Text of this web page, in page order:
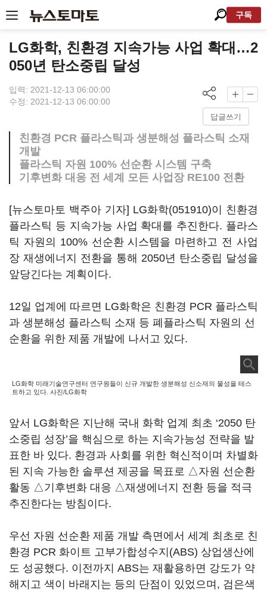
구독
LG화학, 친환경 지속가능 사업 확대…2
050년 탄소중립 달성
입력: 2021-12-13 06:00:00
수정: 2021-12-13 06:00:00
답글쓰기
친환경 PCR 플라스틱과 생분해성 플라스틱 소재
개발
플라스틱 자원 100% 선순환 시스템 구축
기후변화 대응 전 세계 모든 사업장 RE100 전환
[뉴스토마토 백주아 기자] LG화학(051910)이 친환경
플라스틱 등 지속가능 사업 확대를 추진한다. 플라스
틱 자원의 100% 선순환 시스템을 마련하고 전 사업
장 재생에너지 전환을 통해 2050년 탄소중립 달성을
앞당긴다는 계획이다.
12일 업계에 따르면 LG화학은 친환경 PCR 플라스틱
과 생분해성 플라스틱 소재 등 폐플라스틱 자원의 선
순환을 위한 제품 개발에 나서고 있다.
LG화학 미래기술연구센터 연구원들이 신규 개발한 생분해성 신소재의 물성을 테스
트하고 있다. 사진/LG화학
앞서 LG화학은 지난해 국내 화학 업계 최초 ‘2050 탄
소중립 성장’을 핵심으로 하는 지속가능성 전략을 발
표한 바 있다. 환경과 사회를 위한 혁신적이며 차별화
된 지속 가능한 솔루션 제공을 목표로 △자원 선순환
활동 △기후변화 대응 △재생에너지 전환 등을 적극
추진한다는 방침이다.
우선 자원 선순환 제품 개발 측면에서 세계 최초로 친
환경 PCR 화이트 고부가합성수지(ABS) 상업생산에
도 성공했다. 이전까지 ABS는 재활용하면 강도가 약
해지고 색이 바래지는 등의 단점이 있었으며, 검은색